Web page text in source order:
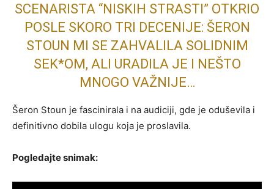
SCENARISTA “NISKIH STRASTI” OTKRIO
POSLE SKORO TRI DECENIJE: ŠERON
STOUN MI SE ZAHVALILA SOLIDNIM
SEK*OM, ALI URADILA JE I NEŠTO
MNOGO VAŽNIJE…
Šeron Stoun je fascinirala i na audiciji, gde je oduševila i
definitivno dobila ulogu koja je proslavila.
Pogledajte snimak: